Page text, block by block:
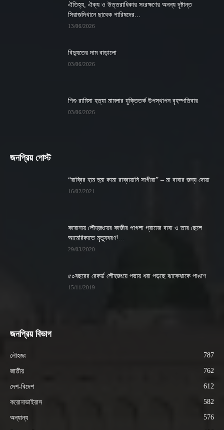
ঐতিহ্য, ঐক্য ও উত্তরাধিকার সংরক্ষণের অনন্য দৃষ্টান্ত
সিরাজদিখানে ছাবেক পারিষদের...
13/06/2026
বিদ্যুতের দাম বাড়ালো
03/06/2026
শিশু রামিসা হত্যা মামলার যুক্তিতর্ক উপস্থাপন বৃহস্পতিবার
03/06/2026
জনপ্রিয় পোস্ট
“রাব্বির হাম হুমা কামা রাব্বায়ানি সাগীরা” – মা বাবার জন্য দোয়া
16/02/2021
করোনায় লৌহজংয়ের কাজীর পাগলা গ্রামের বাবা ও তার ছেলে
আমেরিকাতে মৃত্যুবরণ!...
29/03/2020
৫০বছরের রেকর্ড লৌহজংয়ে পদ্মায় ধরা পড়ছে ঝাকেঝাকে পাঙাশ
15/11/2019
জনপ্রিয় বিভাগ
লৌহজং 787
জাতীয় 762
দেশ-বিদেশ 612
করোনাভাইরাস 582
অন্যান্য 576